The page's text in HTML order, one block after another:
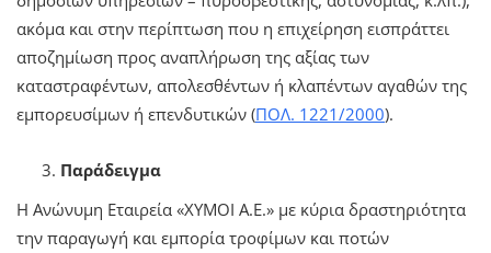
ακόμα και στην περίπτωση που η επιχείρηση εισπράττει
αποζημίωση προς αναπλήρωση της αξίας των
καταστραφέντων, απολεσθέντων ή κλαπέντων αγαθών της
εμπορευσίμων ή επενδυτικών (ΠΟΛ. 1221/2000).
Παράδειγμα
Η Ανώνυμη Εταιρεία «ΧΥΜΟΙ Α.Ε.» με κύρια δραστηριότητα
την παραγωγή και εμπορία τροφίμων και ποτών